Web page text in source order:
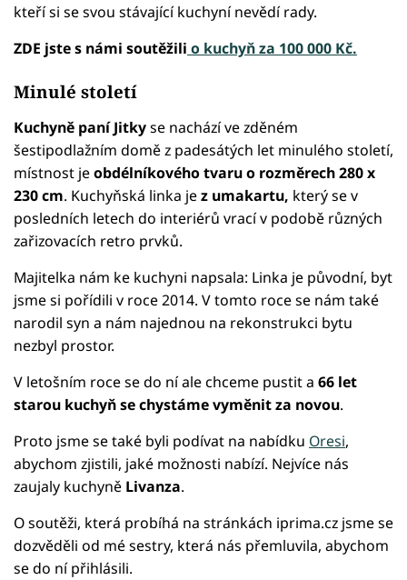
kteří si se svou stávající kuchyní nevědí rady.
ZDE jste s námi soutěžili o kuchyň za 100 000 Kč.
Minulé století
Kuchyně paní Jitkyse nachází ve zděném
šestipodlažním domě z padesátých let minulého století,
místnost jeobdélníkového tvaru o rozměrech 280 x
230 cm. Kuchyňská linka jez umakartu, který se v
posledních letech do interiérů vrací v podobě různých
zařizovacích retro prvků.
Majitelka nám ke kuchyni napsala: Linka je původní, byt
jsme si pořídili v roce 2014. V tomto roce se nám také
narodil syn a nám najednou na rekonstrukci bytu
nezbyl prostor.
V letošním roce se do ní ale chceme pustit a 66 let
starou kuchyň se chystáme vyměnit za novou.
Proto jsme se také byli podívat na nabídku Oresi,
abychom zjistili, jaké možnosti nabízí. Nejvíce nás
zaujaly kuchyně Livanza.
O soutěži, která probíhá na stránkách iprima.cz jsme se
dozvěděli od mé sestry, která nás přemluvila, abychom
se do ní přihlásili.